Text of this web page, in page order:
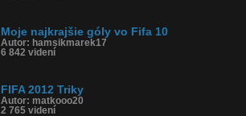
Moje najkrajšie góly vo Fifa 10
Autor: hamsikmarek17
6 842 videní
FIFA 2012 Triky
Autor: matkooo20
2 765 videní